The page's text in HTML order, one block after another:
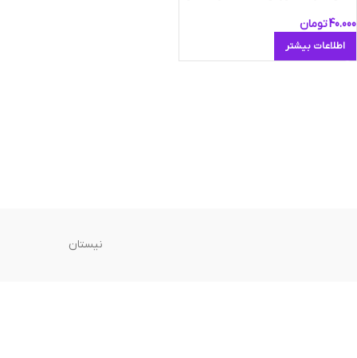
40.000تومان
اطلاعات بیشتر
نیستان